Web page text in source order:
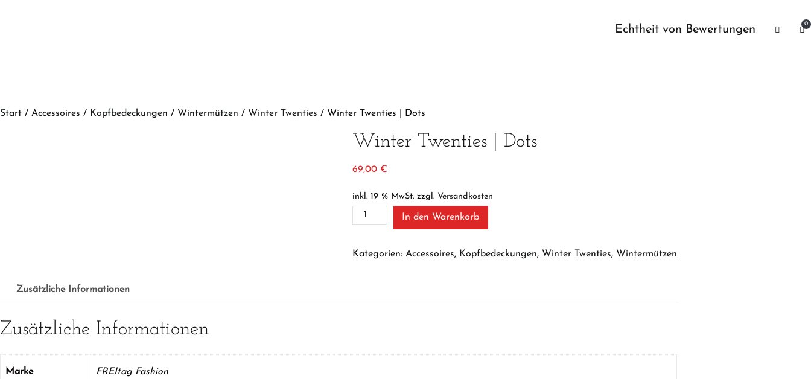
Echtheit von Bewertungen 0
Start / Accessoires / Kopfbedeckungen / Wintermützen / Winter Twenties / Winter Twenties | Dots
Winter Twenties | Dots
69,00 €
inkl. 19 % MwSt. zzgl. Versandkosten
Winter
Twenties
Menge
In den Warenkorb
Kategorien: Accessoires, Kopfbedeckungen, Winter Twenties, Wintermützen
Zusätzliche Informationen
Zusätzliche Informationen
Marke FREItag Fashion